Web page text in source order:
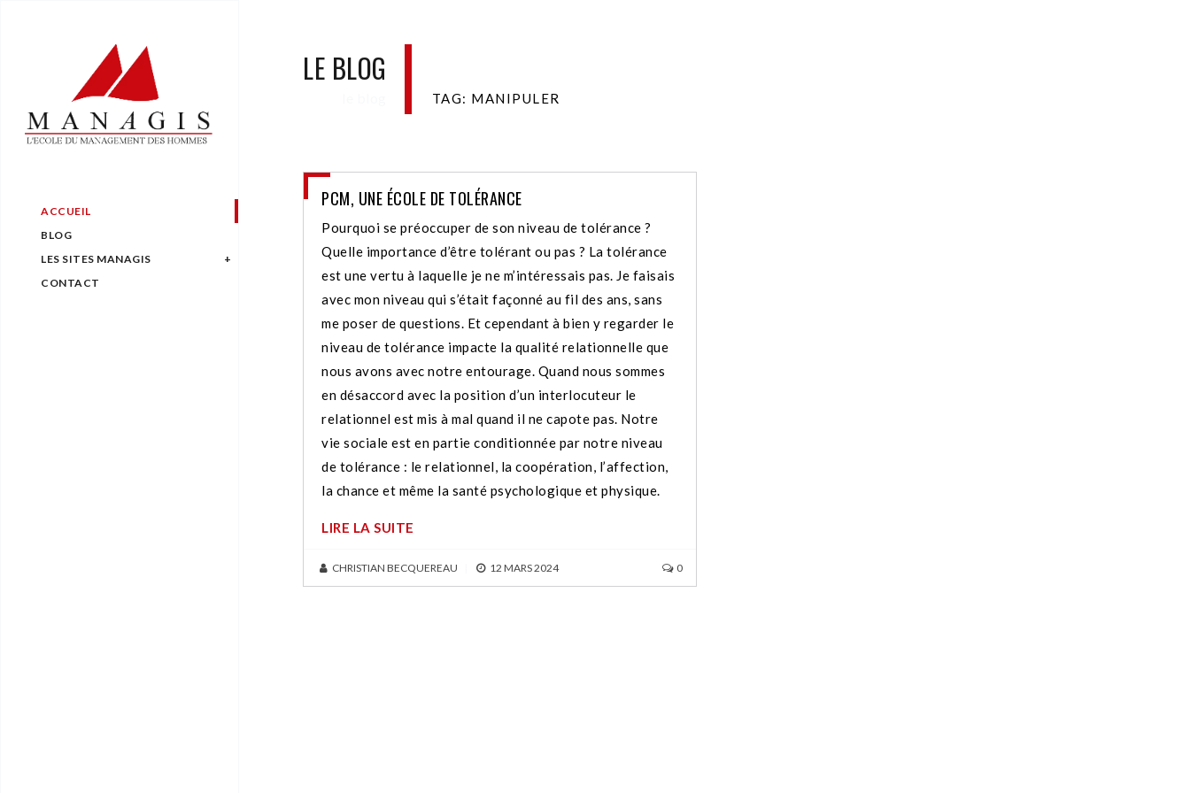
ACCUEIL
BLOG
LES SITES MANAGIS
CONTACT
LE BLOG
TAG: MANIPULER
PCM, UNE ÉCOLE DE TOLÉRANCE
Pourquoi se préoccuper de son niveau de tolérance ?
Quelle importance d’être tolérant ou pas ? La tolérance
est une vertu à laquelle je ne m’intéressais pas. Je faisais
avec mon niveau qui s’était façonné au fil des ans, sans
me poser de questions. Et cependant à bien y regarder le
niveau de tolérance impacte la qualité relationnelle que
nous avons avec notre entourage. Quand nous sommes
en désaccord avec la position d’un interlocuteur le
relationnel est mis à mal quand il ne capote pas. Notre
vie sociale est en partie conditionnée par notre niveau
de tolérance : le relationnel, la coopération, l’affection,
la chance et même la santé psychologique et physique.
LIRE LA SUITE
CHRISTIAN BECQUEREAU 12 MARS 2024 0